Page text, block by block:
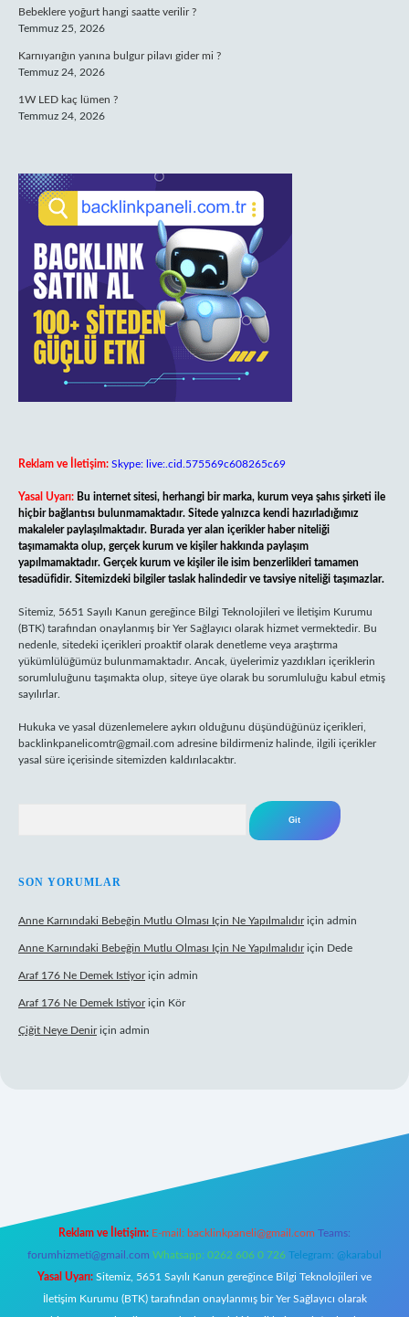
Bebeklere yoğurt hangi saatte verilir ?
Temmuz 25, 2026
Karnıyarığın yanına bulgur pilavı gider mi ?
Temmuz 24, 2026
1W LED kaç lümen ?
Temmuz 24, 2026
Reklam ve İletişim: Skype: live:.cid.575569c608265c69
Yasal Uyarı: Bu internet sitesi, herhangi bir marka, kurum veya şahıs şirketi ile
hiçbir bağlantısı bulunmamaktadır. Sitede yalnızca kendi hazırladığımız
makaleler paylaşılmaktadır. Burada yer alan içerikler haber niteliği
taşımamakta olup, gerçek kurum ve kişiler hakkında paylaşım
yapılmamaktadır. Gerçek kurum ve kişiler ile isim benzerlikleri tamamen
tesadüfidir. Sitemizdeki bilgiler taslak halindedir ve tavsiye niteliği taşımazlar.
Sitemiz, 5651 Sayılı Kanun gereğince Bilgi Teknolojileri ve İletişim Kurumu
(BTK) tarafından onaylanmış bir Yer Sağlayıcı olarak hizmet vermektedir. Bu
nedenle, sitedeki içerikleri proaktif olarak denetleme veya araştırma
yükümlülüğümüz bulunmamaktadır. Ancak, üyelerimiz yazdıkları içeriklerin
sorumluluğunu taşımakta olup, siteye üye olarak bu sorumluluğu kabul etmiş
sayılırlar.
Hukuka ve yasal düzenlemelere aykırı olduğunu düşündüğünüz içerikleri,
backlinkpanelicomtr@gmail.com adresine bildirmeniz halinde, ilgili içerikler
yasal süre içerisinde sitemizden kaldırılacaktır.
SON YORUMLAR
Anne Karnındaki Bebeğin Mutlu Olması Için Ne Yapılmalıdıriçin admin
Anne Karnındaki Bebeğin Mutlu Olması Için Ne Yapılmalıdıriçin Dede
Araf 176 Ne Demek Istiyoriçin admin
Araf 176 Ne Demek Istiyoriçin Kör
Çiğit Neye Deniriçin admin
Reklam ve İletişim: E-mail: backlinkpaneli@gmail.com Teams:
forumhizmeti@gmail.com Whatsapp: 0262 606 0 726 Telegram: @karabul
Yasal Uyarı: Sitemiz, 5651 Sayılı Kanun gereğince Bilgi Teknolojileri ve
İletişim Kurumu (BTK) tarafından onaylanmış bir Yer Sağlayıcı olarak